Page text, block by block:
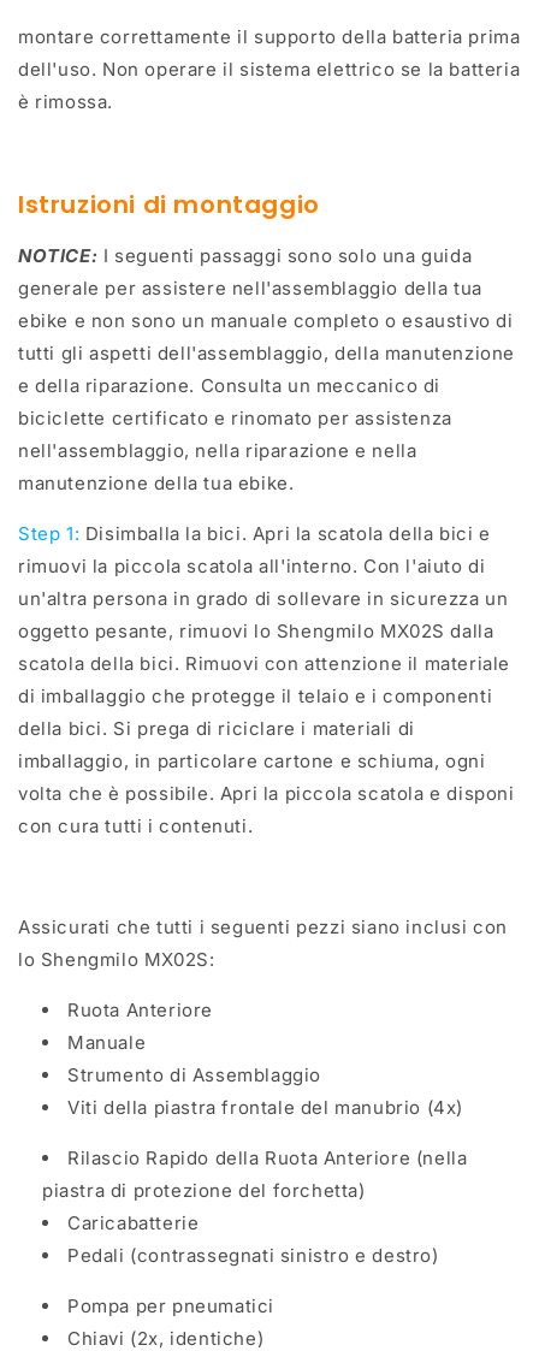
montare correttamente il supporto della batteria prima
dell'uso. Non operare il sistema elettrico se la batteria
è rimossa.
Istruzioni di montaggio
NOTICE: I seguenti passaggi sono solo una guida
generale per assistere nell'assemblaggio della tua
ebike e non sono un manuale completo o esaustivo di
tutti gli aspetti dell'assemblaggio, della manutenzione
e della riparazione. Consulta un meccanico di
biciclette certificato e rinomato per assistenza
nell'assemblaggio, nella riparazione e nella
manutenzione della tua ebike.
Step 1: Disimballa la bici. Apri la scatola della bici e
rimuovi la piccola scatola all'interno. Con l'aiuto di
un'altra persona in grado di sollevare in sicurezza un
oggetto pesante, rimuovi lo Shengmilo MX02S dalla
scatola della bici. Rimuovi con attenzione il materiale
di imballaggio che protegge il telaio e i componenti
della bici. Si prega di riciclare i materiali di
imballaggio, in particolare cartone e schiuma, ogni
volta che è possibile. Apri la piccola scatola e disponi
con cura tutti i contenuti.
Assicurati che tutti i seguenti pezzi siano inclusi con
lo Shengmilo MX02S:
Ruota Anteriore
Manuale
Strumento di Assemblaggio
Viti della piastra frontale del manubrio (4x)
Rilascio Rapido della Ruota Anteriore (nella
piastra di protezione del forchetta)
Caricabatterie
Pedali (contrassegnati sinistro e destro)
Pompa per pneumatici
Chiavi (2x, identiche)